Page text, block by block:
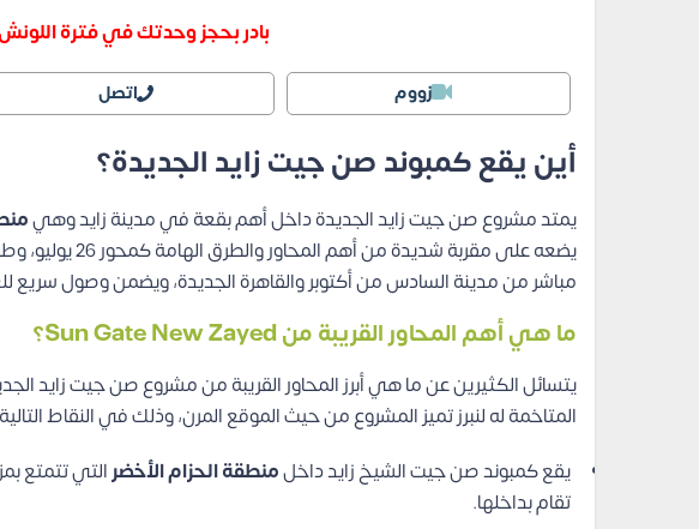
بادر بحجز وحدتك في فترة
زووم اتصل
أين يقع كمبوند صن جيت زايد الجديدة؟
يمتد مشروع صن جيت زايد الجديدة داخل أهم بقعة في مدينة زايد وهي
يضعه على مقربة
مباشر من مدينة السادس من أكتوبر والقاهرة الجديدة، ويضمن وصول سريع
ما هي أهم المحاور القريبة من Sun Gate New Zayed؟
يتسائل الكثيرين عن ما هي أبرز المحاور القريبة من مشروع صن جيت زايد
المتاخمة له لنبرز تميز المشروع من حيث الموقع المرن، وذلك في النقاط
يقع كمبوند صن جيت الشيخ زايد داخلمنطقة الحزام الأخضرالتي تتمتع
تقام بداخلها.